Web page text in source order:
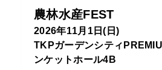
農林水産FEST
2026年11月1日(日)
TKPガーデンシティ
ンケットホール4B